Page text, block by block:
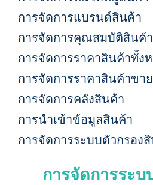
การจัดการแบรนด์สินค้า
การจัดการคุณสมบัติสินค้า
การจัดการราคาสินค้าทั้ง
การจัดการราคาสินค้าขา
การจัดการคลังสินค้า
การนำเข้าข้อมูลสินค้า
การจัดการระบบตัวกรอง
การจัดการระ